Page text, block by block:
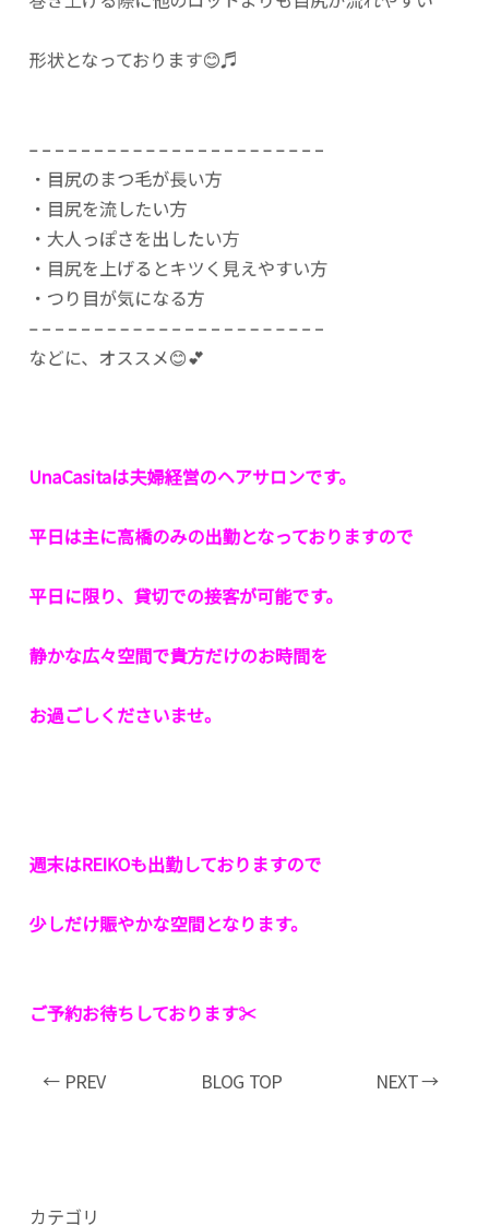
形状となっております😊♬
– – – – – – – – – – – – – – – – – – – – – – –
・目尻のまつ毛が長い方
・目尻を流したい方
・大人っぽさを出したい方
・目尻を上げるとキツく見えやすい方
・つり目が気になる方
– – – – – – – – – – – – – – – – – – – – – – –
などに、オススメ😊💕
UnaCasitaは夫婦経営のヘアサロンです。
平日は主に高橋のみの出勤となっておりますので
平日に限り、貸切での接客が可能です。
静かな広々空間で貴方だけのお時間を
お過ごしくださいませ。
週末はREIKOも出勤しておりますので
少しだけ賑やかな空間となります。
ご予約お待ちしております✂︎
← PREV BLOG TOP NEXT →
カテゴリ